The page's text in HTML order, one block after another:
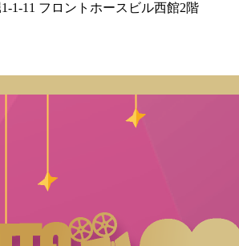
1-11 フロントホースビル西館2階